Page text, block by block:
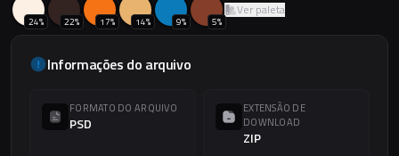
24% 22% 17% 14% 9% 5%
Ver paleta
Informações do arquivo
FORMATO DO ARQUIVO
PSD
EXTENSÃO DE
DOWNLOAD
ZIP